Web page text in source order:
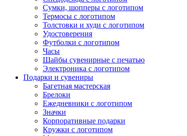
Сумки, шопперы с логотипом
Термосы с логотипом
Толстовки и худи с логотипом
Удостоверения
Футболки с логотипом
Часы
Шайбы сувенирные с печатью
Электроника с логотипом
Подарки и сувениры
Багетная мастерская
Брелоки
Ежедневники с логотипом
Значки
Корпоративные подарки
Кружки с логотипом